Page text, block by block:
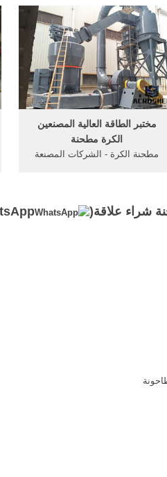
مختبر الطاقة العالية المصنعين
الكرة مطحنة
مطحنة الكرة - الشركات المصنعة
شراء علاقة(